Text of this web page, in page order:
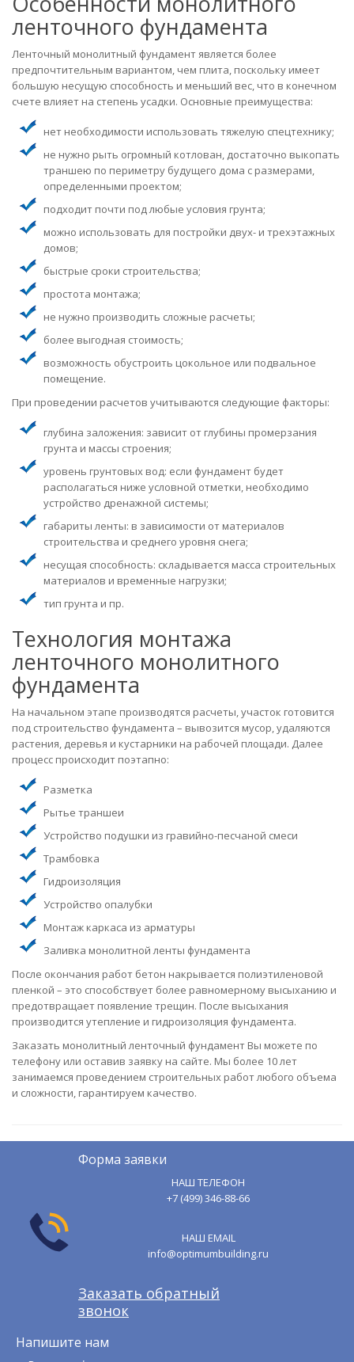
ленточного фундамента
Ленточный монолитный фундамент является более
предпочтительным вариантом, чем плита, поскольку имеет
большую несущую способность и меньший вес, что в конечном
счете влияет на степень усадки. Основные преимущества:
нет необходимости использовать тяжелую спецтехнику;
не нужно рыть огромный котлован, достаточно выкопать
траншею по периметру будущего дома с размерами,
определенными проектом;
подходит почти под любые условия грунта;
можно использовать для постройки двух- и трехэтажных
домов;
быстрые сроки строительства;
простота монтажа;
не нужно производить сложные расчеты;
более выгодная стоимость;
возможность обустроить цокольное или подвальное
помещение.
При проведении расчетов учитываются следующие факторы:
глубина заложения: зависит от глубины промерзания
грунта и массы строения;
уровень грунтовых вод: если фундамент будет
располагаться ниже условной отметки, необходимо
устройство дренажной системы;
габариты ленты: в зависимости от материалов
строительства и среднего уровня снега;
несущая способность: складывается масса строительных
материалов и временные нагрузки;
тип грунта и пр.
Технология монтажа
ленточного монолитного
фундамента
На начальном этапе производятся расчеты, участок готовится
под строительство фундамента – вывозится мусор, удаляются
растения, деревья и кустарники на рабочей площади. Далее
процесс происходит поэтапно:
Разметка
Рытье траншеи
Устройство подушки из гравийно-песчаной смеси
Трамбовка
Гидроизоляция
Устройство опалубки
Монтаж каркаса из арматуры
Заливка монолитной ленты фундамента
После окончания работ бетон накрывается полиэтиленовой
пленкой – это способствует более равномерному высыханию и
предотвращает появление трещин. После высыхания
производится утепление и гидроизоляция фундамента.
Заказать монолитный ленточный фундамент Вы можете по
телефону или оставив заявку на сайте. Мы более 10 лет
занимаемся проведением строительных работ любого объема
и сложности, гарантируем качество.
Форма заявки
НАШ ТЕЛЕФОН
+7 (499) 346-88-66
НАШ EMAIL
info@optimumbuilding.ru
Заказать обратный
звонок
Напишите нам